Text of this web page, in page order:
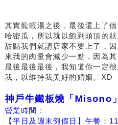
其實龍蝦湯之後，最後還上了
哈密瓜，所以就以飽到頭頂的
甜點我們就請店家不要上了，
來我的肉量會減少一點，因為
最後最後最後，我知道你一定
我，以維持我美好的婚姻。XD
神戶牛鐵板燒「Misono
營業時間：
【平日及週末例假日】午餐：